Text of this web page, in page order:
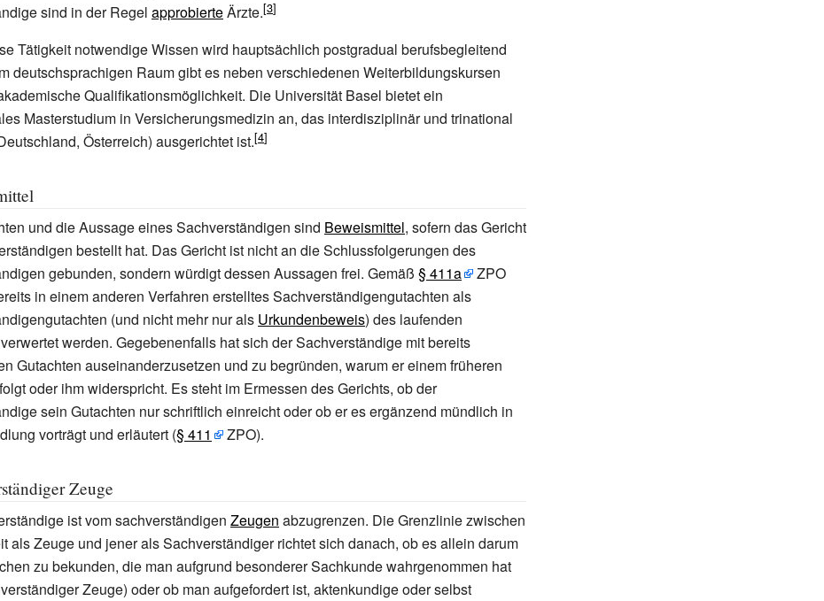
sind in der Regel approbierteÄrzte.
Tätigkeit notwendige Wissen wird hauptsächlich postgradual berufsbegleitend
deutschsprachigen Raum gibt es neben verschiedenen Weiterbildungskursen
Qualifikationsmöglichkeit. Die Universität Basel bietet ein
Masterstudium in Versicherungsmedizin an, das interdisziplinär und trinational
Österreich) ausgerichtet ist.
und die Aussage eines Sachverständigen sind Beweismittel, sofern das Gericht
bestellt hat. Das Gericht ist nicht an die Schlussfolgerungen des
gebunden, sondern würdigt dessen Aussagen frei. Gemäß § 411a
ZPO
in einem anderen Verfahren erstelltes Sachverständigengutachten als
(und nicht mehr nur als Urkundenbeweis) des laufenden
werden. Gegebenenfalls hat sich der Sachverständige mit bereits
Gutachten auseinanderzusetzen und zu begründen, warum er einem früheren
oder ihm widerspricht. Es steht im Ermessen des Gerichts, ob der
sein Gutachten nur schriftlich einreicht oder ob er es ergänzend mündlich in
vorträgt und erläutert (§ 411 ZPO).
Zeuge
ist vom sachverständigen Zeugen abzugrenzen. Die Grenzlinie zwischen
als Zeuge und jener als Sachverständiger richtet sich danach, ob es allein darum
zu bekunden, die man aufgrund besonderer Sachkunde wahrgenommen hat
Zeuge) oder ob man aufgefordert ist, aktenkundige oder selbst